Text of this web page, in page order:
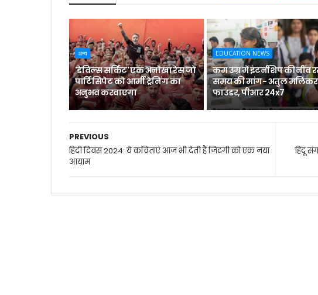
अन्य
'डेविल्स सर्किट' एक अनोखा रेस जो
पार्टिसिपेट को आर्मी ट्रेनिंग का
अनुभव करवाएगा
EDUCATION NEWS
कम उम्र में इंटर्नशिप की नींव
समय की मांग- अतुल
फाउंडर, पीआर 24x7
हिंदू
PREVIOUS
हिंदी दिवस 2024: ये कविताएं आज भी देती हैं जिंदगी को एक नया
आयाम